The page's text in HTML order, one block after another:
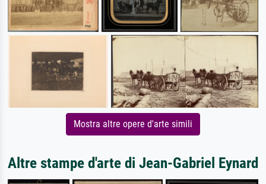
Mostra altre opere d'arte simili
Altre stampe d'arte di Jean-Gabriel Eynard